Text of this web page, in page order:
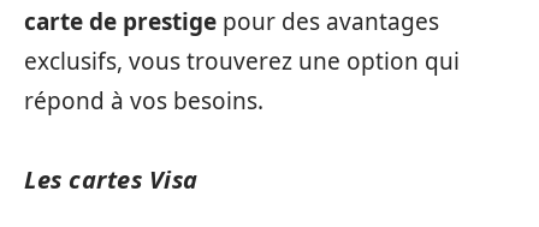
carte de prestige pour des avantages
exclusifs, vous trouverez une option qui
répond à vos besoins.
Les cartes Visa